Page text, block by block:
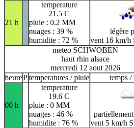
21 h
temperature
21.5 C
pluie : 0.2 MM
nuages : 39 %
humidite : 72 %
légère
vent 16 km/h
meteo SCHWOBEN
haut rhin alsace
mercredi 12 aout 2026
heurePtemperatures / pluie temps /
00 h
temperature
19.6 C
pluie : 0 MM
nuages : 46 %
humidite : 76 %
vent 5 km/h